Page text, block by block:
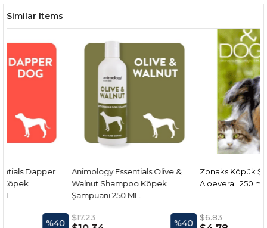
Similar Items
Animology Essentials Olive &
Walnut Shampoo Köpek
Şampuanı 250 ML.
$17.23
Zonaks Köpük Şampuan
Aloeveralı 250 ml.
$6.83